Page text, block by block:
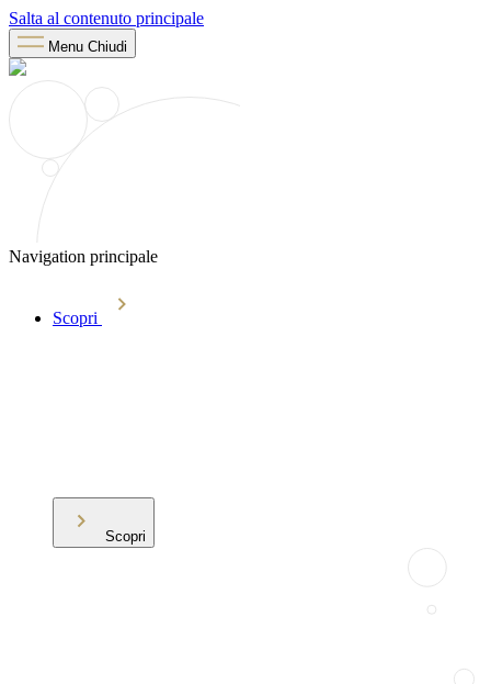
Salta al contenuto principale
Menu Chiudi
Navigation principale
Scopri
Scopri